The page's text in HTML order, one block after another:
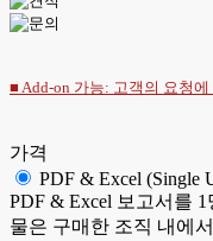
■ Add-on 가능: 고객의 요청
가격
PDF & Excel (Single
PDF & Excel 보고서를
물은 구매한 조직 내에